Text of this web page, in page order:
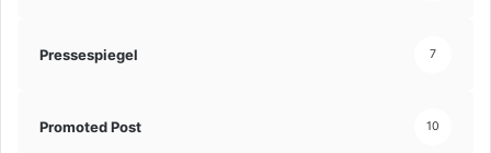
Pressespiegel 7
Promoted Post 10